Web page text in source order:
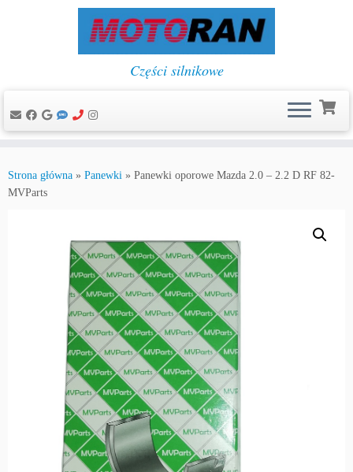
do
treści
Części silnikowe
Strona główna » Panewki » Panewki oporowe Mazda 2.0 – 2.2 D RF 82-
MVParts